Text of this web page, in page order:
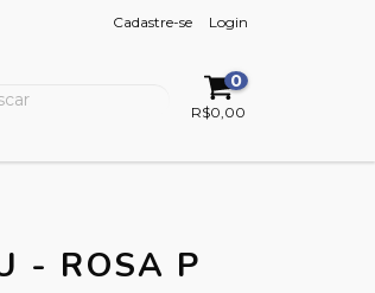
Cadastre-se Login
0
R$0,00
- ROSA P